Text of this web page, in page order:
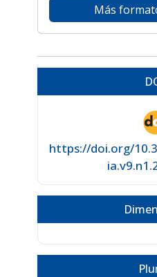
Más
https://doi.org/